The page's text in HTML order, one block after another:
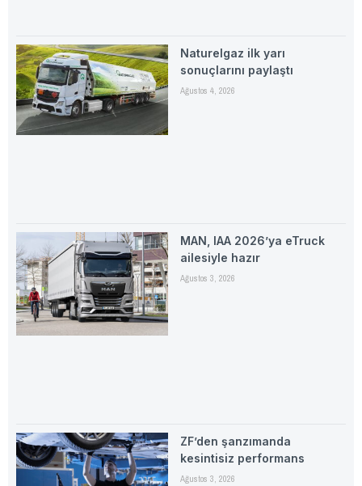
Naturelgaz ilk yarı
sonuçlarını paylaştı
Ağustos 4, 2026
MAN, IAA 2026’ya eTruck
ailesiyle hazır
Ağustos 3, 2026
ZF’den şanzımanda
kesintisiz performans
Ağustos 3, 2026